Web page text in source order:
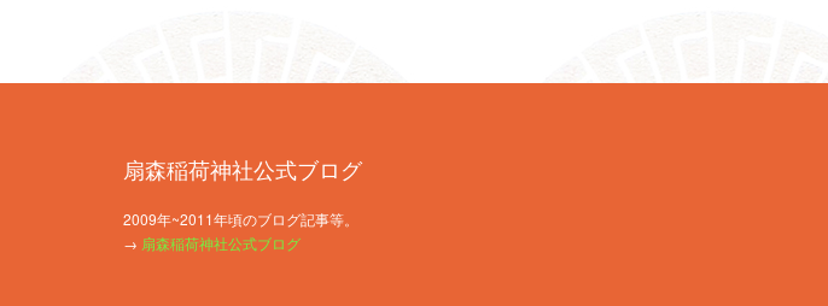
扇森稲荷神社公式ブログ
2009年~2011年頃のブログ記事等。
→ 扇森稲荷神社公式ブログ